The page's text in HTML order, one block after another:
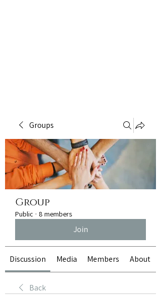
Groups
Group
Public · 8 members
Join
Discussion Media Members About
Back